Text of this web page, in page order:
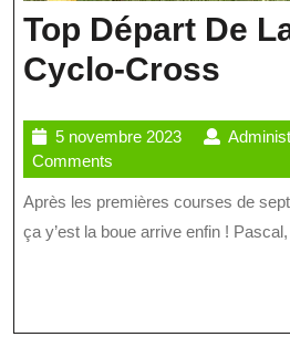
Top Départ De
Cyclo-Cross
De
La
5 novembre 20235
2023
Comments
Après les premières courses de
ça y’est la boue arrive enfin !